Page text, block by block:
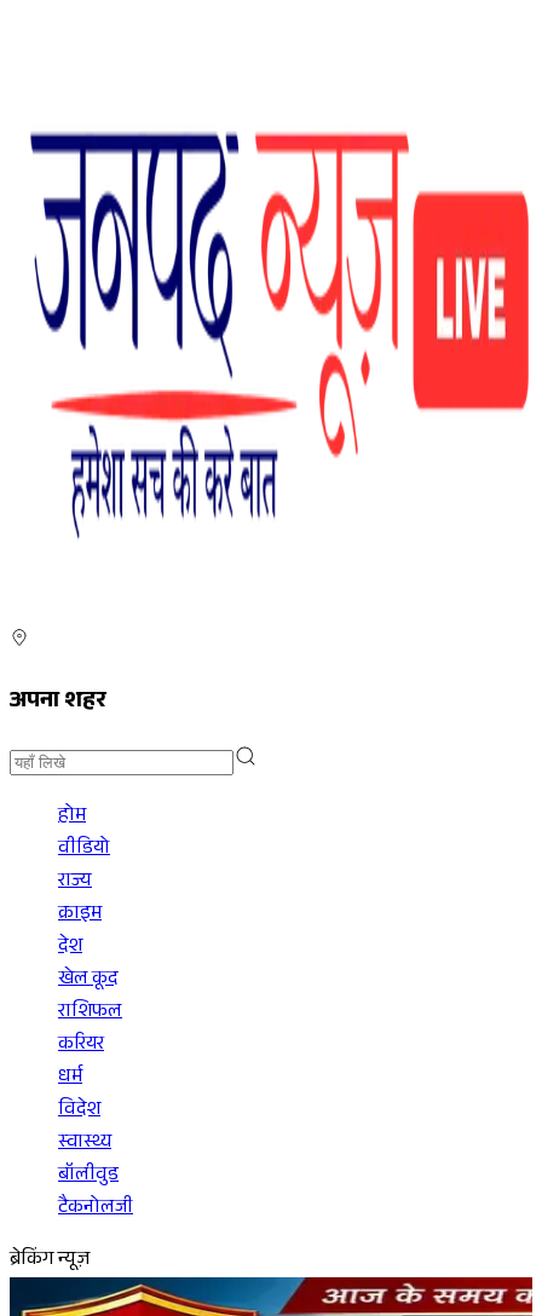
अपना शहर
होम
वीडियो
राज्य
क्राइम
देश
खेल कूद
राशिफल
करियर
धर्म
विदेश
स्वास्थ्य
बॉलीवुड
टैकनोलजी
ब्रेकिंग न्यूज़